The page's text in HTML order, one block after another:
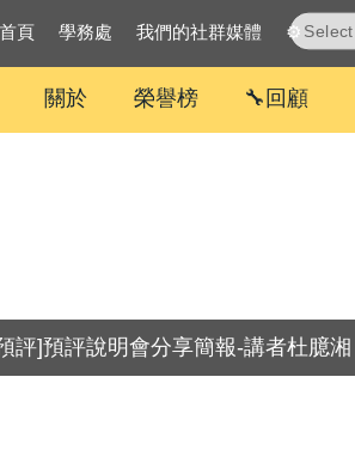
頁 學務處 我們的社群媒體 ⚙
關於 榮譽榜 🔧回顧
評]預評說明會分享簡報-講者杜臆湘